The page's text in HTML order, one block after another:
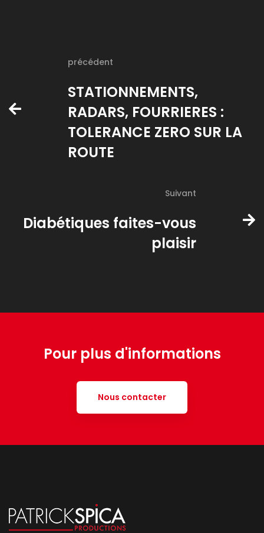
précédent
STATIONNEMENTS,
RADARS, FOURRIERES :
TOLERANCE ZERO SUR LA
ROUTE
Suivant
Diabétiques faites-vous
plaisir
Pour plus d'informations
Nous contacter